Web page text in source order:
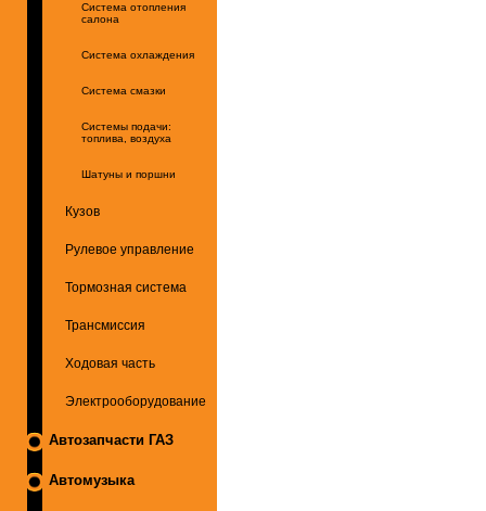
Система отопления
салона
Система охлаждения
Система смазки
Системы подачи:
топлива, воздуха
Шатуны и поршни
Кузов
Рулевое управление
Тормозная система
Трансмиссия
Ходовая часть
Электрооборудование
Автозапчасти ГАЗ
Автомузыка